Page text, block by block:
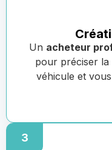
Un acheteur
pour préciser la
véhicule et
3